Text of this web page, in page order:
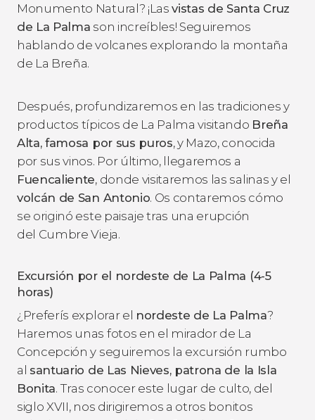
Monumento Natural? ¡Lasvistas de Santa Cruz
de La Palma son increíbles! Seguiremos
hablando de volcanes explorando la montaña
de La Breña.
Después, profundizaremos en las tradiciones y
productos típicos de La Palma visitando Breña
Alta, famosa por sus puros, y Mazo, conocida
por sus vinos. Por último, llegaremos a
Fuencaliente, donde visitaremos las salinas y el
volcán de San Antonio. Os contaremos cómo
se originó este paisaje tras una erupción
del Cumbre Vieja.
Excursión por el nordeste de La Palma (4-5
horas)
¿Preferís explorar el nordeste de La Palma?
Haremos unas fotos en el mirador de La
Concepción y seguiremos la excursión rumbo
al santuario de Las Nieves, patrona de la Isla
Bonita. Tras conocer este lugar de culto, del
siglo XVII, nos dirigiremos a otros bonitos